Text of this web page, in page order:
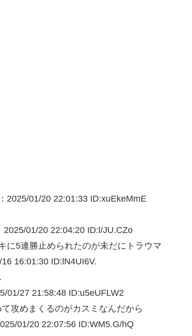
2025/01/20 22:01:33 ID:xuEkeMmE
2025/01/20 22:04:20 ID:l/JU.CZo
に5連勝止められたのが未だにトラウマ
16 16:01:30 ID:lN4UI6V.
01/27 21:58:48 ID:u5eUFLW2
攻めまくるのがカスミなんだから
01/20 22:07:56 ID:WM5.G/hQ